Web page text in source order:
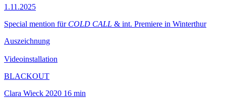
1.11.2025
Special mention für COLD CALL & int. Premiere in Winterthur
Auszeichnung
Videoinstallation
BLACKOUT
Clara Wieck 2020 16 min